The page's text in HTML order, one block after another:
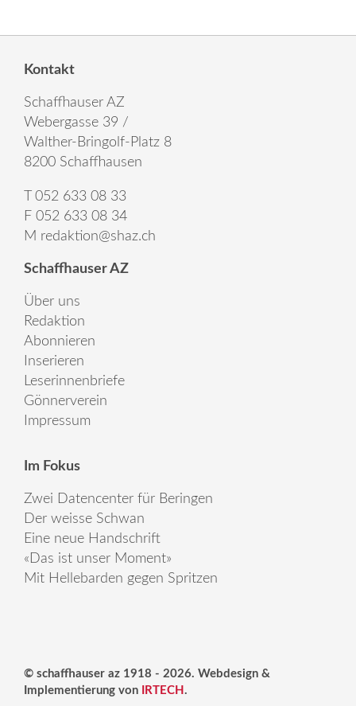
Kontakt
Schaffhauser AZ
Webergasse 39 /
Walther-Bringolf-Platz 8
8200 Schaffhausen
T 052 633 08 33
F 052 633 08 34
M redaktion@shaz.ch
Schaffhauser AZ
Über uns
Redaktion
Abonnieren
Inserieren
Leserinnenbriefe
Gönnerverein
Impressum
Im Fokus
Zwei Datencenter für Beringen
Der weisse Schwan
Eine neue Handschrift
«Das ist unser Moment»
Mit Hellebarden gegen Spritzen
© schaffhauser az 1918 - 2026. Webdesign &
Implementierung von
IRTECH .